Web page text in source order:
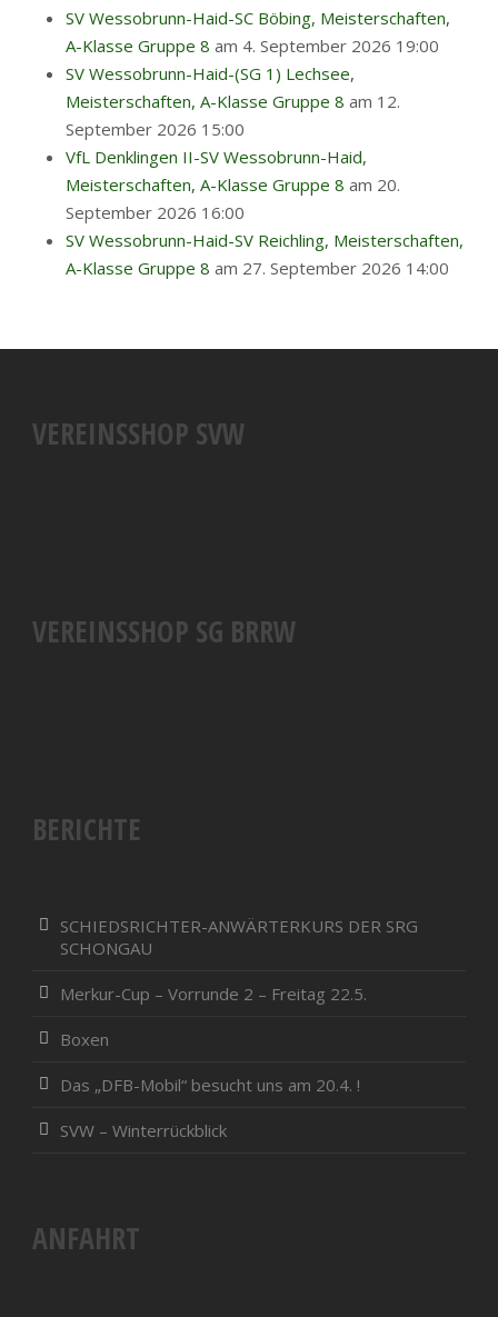
SV Wessobrunn-Haid-SC Böbing, Meisterschaften,
A-Klasse Gruppe 8 am 4. September 2026 19:00
SV Wessobrunn-Haid-(SG 1) Lechsee,
Meisterschaften, A-Klasse Gruppe 8 am 12.
September 2026 15:00
VfL Denklingen II-SV Wessobrunn-Haid,
Meisterschaften, A-Klasse Gruppe 8 am 20.
September 2026 16:00
SV Wessobrunn-Haid-SV Reichling, Meisterschaften,
A-Klasse Gruppe 8 am 27. September 2026 14:00
VEREINSSHOP SVW
VEREINSSHOP SG BRRW
BERICHTE
SCHIEDSRICHTER-ANWÄRTERKURS DER SRG
SCHONGAU
Merkur-Cup – Vorrunde 2 – Freitag 22.5.
Boxen
Das „DFB-Mobil“ besucht uns am 20.4. !
SVW – Winterrückblick
ANFAHRT